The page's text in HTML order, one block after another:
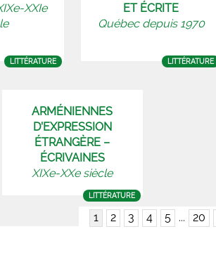
XXIe
LITTÉRATURE
ET ÉCRITE
Québec depuis 1970
LITTÉRATURE
ARMÉNIENNES
D’EXPRESSION
ÉTRANGÈRE –
ÉCRIVAINES
XIXe-XXe siècle
LITTÉRATURE
1 2 3 4 5 ... 20